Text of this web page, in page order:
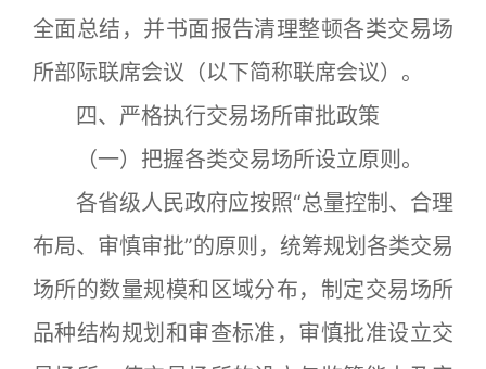
全面总结，并书面报告清理整顿各类交易场
所部际联席会议（以下简称联席会议）。
四、严格执行交易场所审批政策
（一）把握各类交易场所设立原则。
各省级人民政府应按照“总量控制、合理
布局、审慎审批”的原则，统筹规划各类交易
场所的数量规模和区域分布，制定交易场所
品种结构规划和审查标准，审慎批准设立交